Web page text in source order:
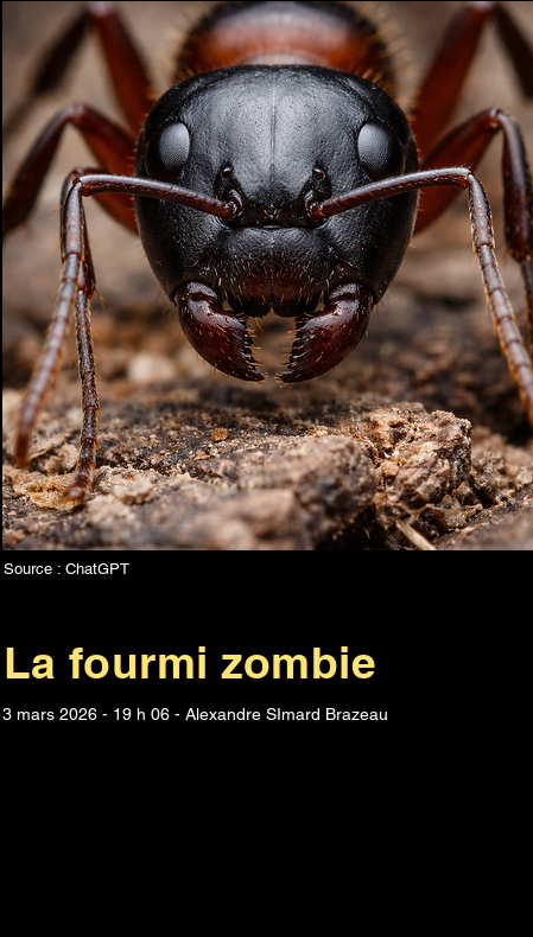
Source : ChatGPT
La fourmi zombie
3 mars 2026 - 19 h 06 - Alexandre SImard Brazeau